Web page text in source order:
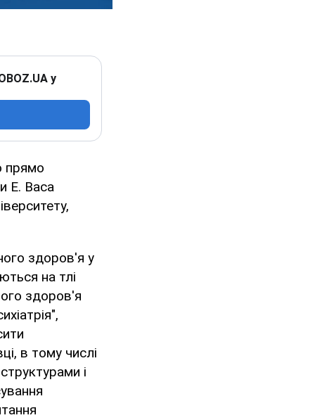
у
прямо
E. Baca
здоров'я у
на тлі
здоров'я
в тому числі
і